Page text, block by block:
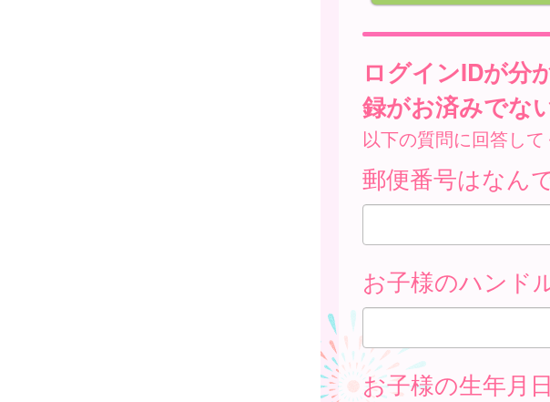
ログインIDが分
録がお済みでな
以下の質問に回答し
郵便番号はなん
お子様のハンド
お子様の生年月